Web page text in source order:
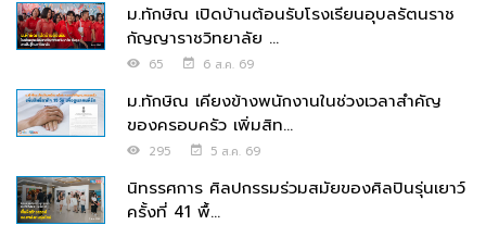
ม.ทักษิณ เปิดบ้านต้อนรับโรงเรียนอุบลรัตนราช
กัญญาราชวิทยาลัย ...
65 6 ส.ค. 69
ม.ทักษิณ เคียงข้างพนักงานในช่วงเวลาสำคัญ
ของครอบครัว เพิ่มสิท...
295 5 ส.ค. 69
นิทรรศการ ศิลปกรรมร่วมสมัยของศิลปินรุ่นเยาว์
ครั้งที่ 41 พื้...